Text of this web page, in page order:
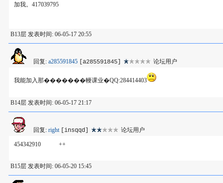
加我。417039795
B13层 发表时间: 06-05-17 20:55
回复: a285591845 [a285591845] 论坛用户
我能加入那�������幔课业�QQ:284414403
B14层 发表时间: 06-05-17 21:17
回复: right [insqqd] 论坛用户
454342910 ++
B15层 发表时间: 06-05-20 15:45